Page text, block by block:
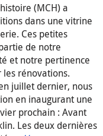
(MCH) a
dans une vitrine
Ces petites
de notre
et notre pertinence
rénovations.
juillet dernier, nous
en inaugurant une
prochain : Avant
Les deux dernières